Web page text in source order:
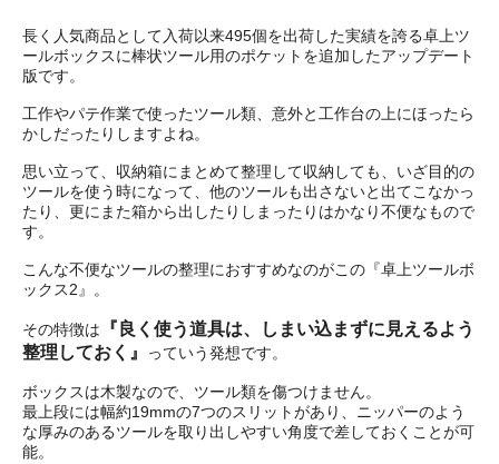
長く人気商品として入荷以来495個を出荷した実績を誇る卓上ツ
ールボックスに棒状ツール用のポケットを追加したアップデート
版です。
工作やパテ作業で使ったツール類、意外と工作台の上にほったら
かしだったりしますよね。
思い立って、収納箱にまとめて整理して収納しても、いざ目的の
ツールを使う時になって、他のツールも出さないと出てこなかっ
たり、更にまた箱から出したりしまったりはかなり不便なもので
す。
こんな不便なツールの整理におすすめなのがこの『卓上ツールボ
ックス2』。
その特徴は 『良く使う道具は、しまい込まずに見えるよう
整理しておく』
っていう発想です。
ボックスは木製なので、ツール類を傷つけません。
最上段には幅約19mmの7つのスリットがあり、ニッパーのよう
な厚みのあるツールを取り出しやすい角度で差しておくことが可
能。